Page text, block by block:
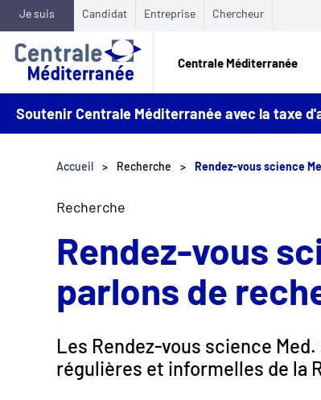
Je suis Candidat Entreprise Chercheur
Centrale Méditerranée
Soutenir Centrale Méditerranée avec la taxe
Accueil Recherche Rendez-vous science
Recherche
Rendez-vous
parlons de
Les Rendez-vous science
régulières et informelles de la